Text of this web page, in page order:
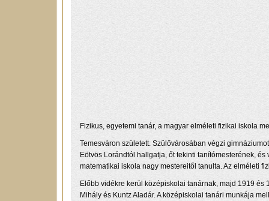
Fizikus, egyetemi tanár, a magyar elméleti fizikai iskola
Temesváron született. Szülővárosában végzi
Eötvös Lorándtól hallgatja, őt tekinti tanítómesterének,
matematikai iskola nagy mestereitől tanulta. Az elméleti
Előbb vidékre kerül középiskolai tanárnak, majd 1919
Mihály és Kuntz Aladár. A középiskolai tanári munkája